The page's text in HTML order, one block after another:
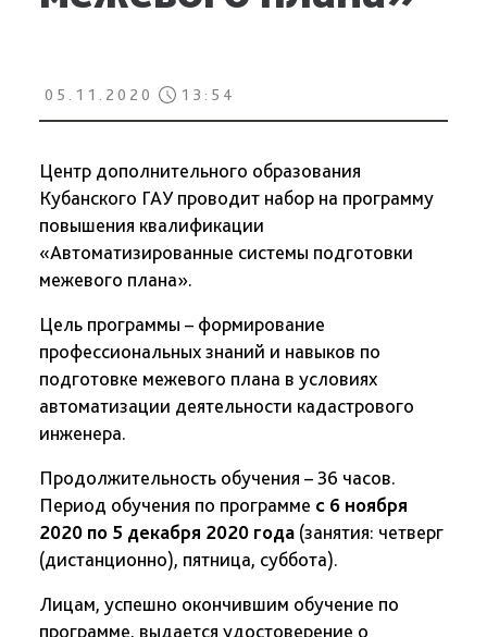
05.11.2020 13:54
Центр дополнительного образования
Кубанского ГАУ проводит набор на программу
повышения квалификации
«Автоматизированные системы подготовки
межевого плана».
Цель программы – формирование
профессиональных знаний и навыков по
подготовке межевого плана в условиях
автоматизации деятельности кадастрового
инженера.
Продолжительность обучения – 36 часов.
Период обучения по программе с 6 ноября
2020 по 5 декабря 2020 года (занятия: четверг
(дистанционно), пятница, суббота).
Лицам, успешно окончившим обучение по
программе, выдается удостоверение о